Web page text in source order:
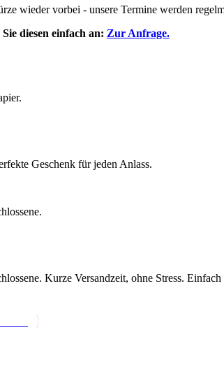
wieder vorbei - unsere Termine werden
diesen einfach an: Zur Anfrage.
Geschenk für jeden Anlass.
Kurze Versandzeit, ohne Stress.